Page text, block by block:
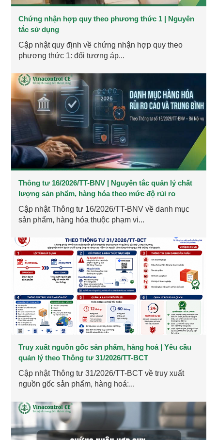
Chứng nhận hợp quy theo phương thức 1 | Nguyên
tắc sử dụng
Cập nhật quy định về chứng nhận hợp quy theo
phương thức 1: đối tượng áp...
Thông tư 16/2026/TT-BNV | Nguyên tắc quản lý chất
lượng sản phẩm, hàng hóa theo mức độ rủi ro
Cập nhật Thông tư 16/2026/TT-BNV về danh mục
sản phẩm, hàng hóa thuộc phạm vi...
Truy xuất nguồn gốc sản phẩm, hàng hoá | Yêu cầu
quản lý theo Thông tư 31/2026/TT-BCT
Cập nhật Thông tư 31/2026/TT-BCT về truy xuất
nguồn gốc sản phẩm, hàng hoá:...